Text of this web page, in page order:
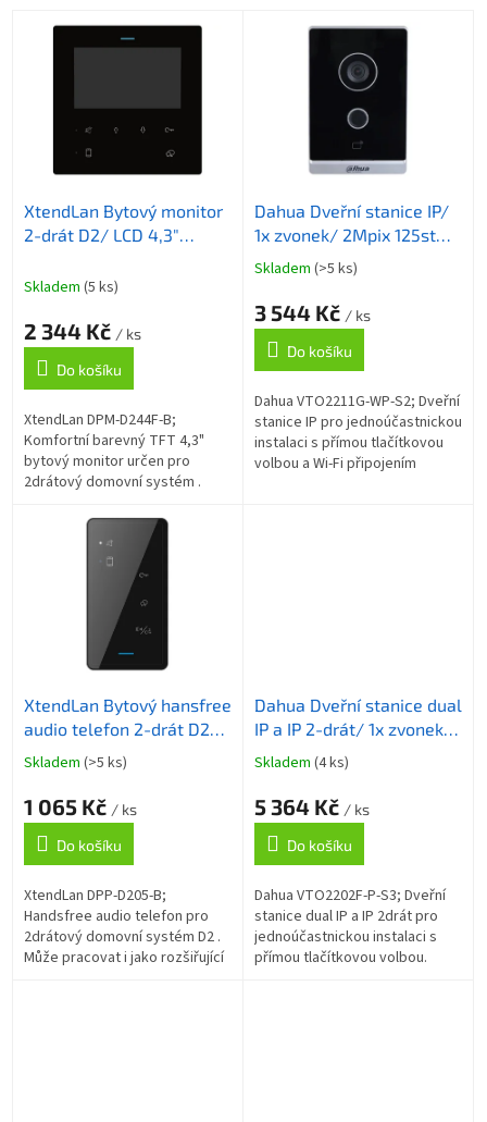
XtendLan Bytový monitor
2-drát D2/ LCD 4,3"
černý/ tenký 14mm
Skladem (5 ks)
2 344 Kč / ks
Do košíku
XtendLan DPM-D244F-B;
Komfortní barevný TFT 4,3"
bytový monitor určen pro
2drátový domovní systém .
možnost připojení telefonních a
RLC modulů. Podpora...
Dahua Dveřní stanice IP/
1x zvonek/ 2Mpix 125st
WDR/ RFID 13,56MHz/
LAN+WiFi/ PoE/ IP65/
plast/ povrchová montáž
Průměrné
produktu
je
4,0
z
5
hvězdiček.
Skladem (>5 ks)
3 544 Kč / ks
Do košíku
Dahua VTO2211G-WP-S2; Dveřní
stanice IP pro jednoúčastnickou
instalaci s přímou tlačítkovou
volbou a Wi-Fi připojením
XtendLan Bytový hansfree
audio telefon 2-drát D2/
černý
Průměrné
produktu
je
3,2
z
5
hvězdiček.
Skladem (>5 ks)
1 065 Kč / ks
Do košíku
XtendLan DPP-D205-B;
Handsfree audio telefon pro
2drátový domovní systém D2 .
Může pracovat i jako rozšiřující
Dahua Dveřní stanice dual
IP a IP 2-drát/ 1x zvonek/
2Mpix 169st WDR/ PoE
802.3af/ IP65/ IK07
Průměrné
produktu
je
5,0
z
5
hvězdiček.
Skladem (4 ks)
5 364 Kč / ks
Do košíku
Dahua VTO2202F-P-S3; Dveřní
stanice dual IP a IP 2drát pro
jednoúčastnickou instalaci s
přímou tlačítkovou volbou.